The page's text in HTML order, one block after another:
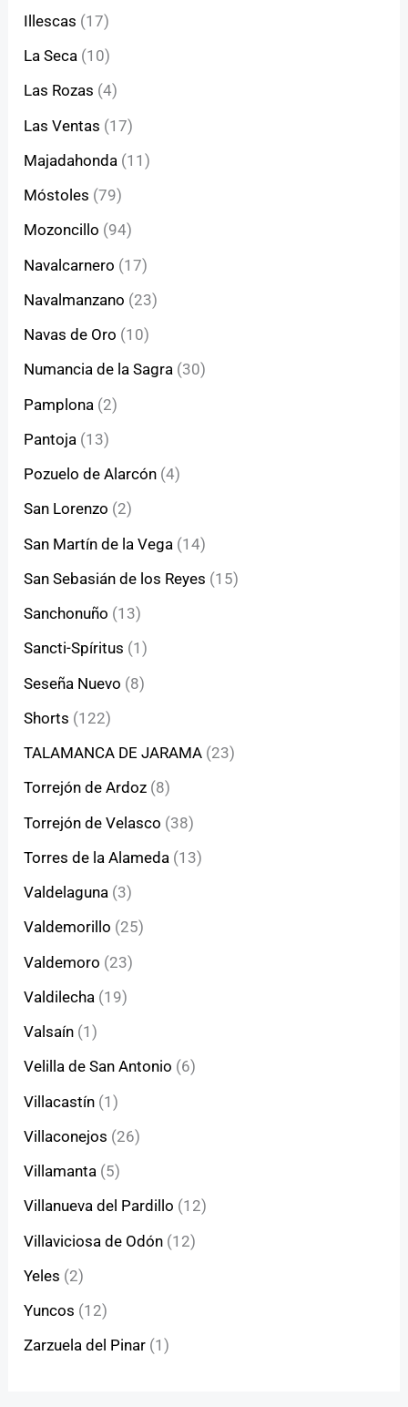
Illescas (17)
La Seca (10)
Las Rozas (4)
Las Ventas (17)
Majadahonda (11)
Móstoles (79)
Mozoncillo (94)
Navalcarnero (17)
Navalmanzano (23)
Navas de Oro (10)
Numancia de la Sagra (30)
Pamplona (2)
Pantoja (13)
Pozuelo de Alarcón (4)
San Lorenzo (2)
San Martín de la Vega (14)
San Sebasián de los Reyes (15)
Sanchonuño (13)
Sancti-Spíritus (1)
Seseña Nuevo (8)
Shorts (122)
TALAMANCA DE JARAMA (23)
Torrejón de Ardoz (8)
Torrejón de Velasco (38)
Torres de la Alameda (13)
Valdelaguna (3)
Valdemorillo (25)
Valdemoro (23)
Valdilecha (19)
Valsaín (1)
Velilla de San Antonio (6)
Villacastín (1)
Villaconejos (26)
Villamanta (5)
Villanueva del Pardillo (12)
Villaviciosa de Odón (12)
Yeles (2)
Yuncos (12)
Zarzuela del Pinar (1)